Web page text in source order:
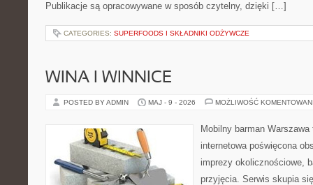
Publikacje są opracowywane w sposób czytelny, dzięki […]
CATEGORIES: SUPERFOODS I SKŁADNIKI ODŻYWCZE
WINA I WINNICE
POSTED BY ADMIN MAJ - 9 - 2026 MOŻLIWOŚĆ
Mobilny barman
internetowa poświęcona
imprezy okolicznościowe,
przyjęcia. Serwis skupia